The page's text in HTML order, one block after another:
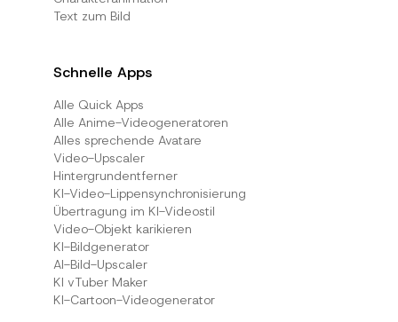
Text zum Bild
Schnelle Apps
Alle Quick Apps
Alle Anime-Videogeneratoren
Alles sprechende Avatare
Video-Upscaler
Hintergrundentferner
KI-Video-Lippensynchronisierung
Übertragung im KI-Videostil
Video-Objekt karikieren
KI-Bildgenerator
AI-Bild-Upscaler
KI vTuber Maker
KI-Cartoon-Videogenerator